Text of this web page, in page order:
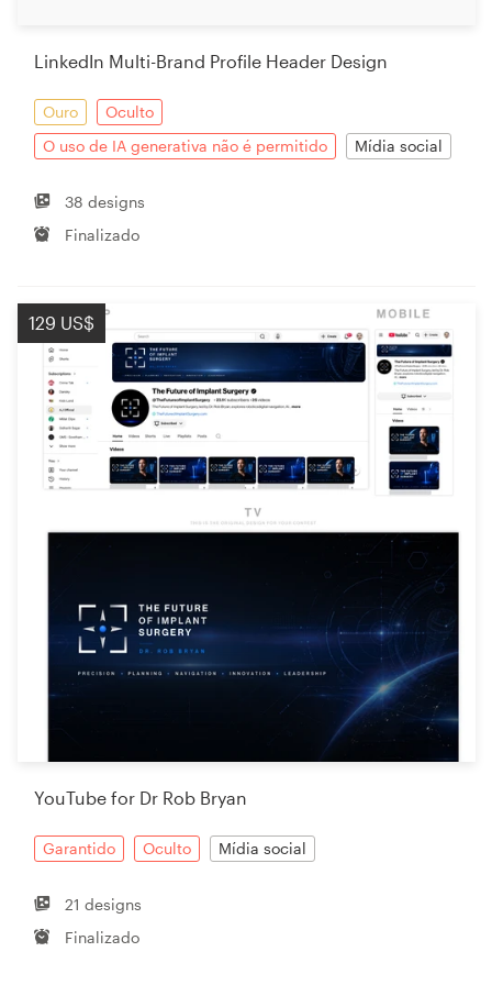
LinkedIn Multi-Brand Profile Header Design
Ouro
Oculto
O uso de IA generativa não é permitido
Mídia social
38 designs
Finalizado
129 US$
YouTube for Dr Rob Bryan
Garantido Oculto Mídia social
21 designs
Finalizado
Recursos
Preços
Blog